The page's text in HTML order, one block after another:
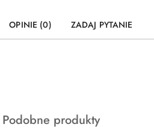
OPINIE (0) ZADAJ PYTANIE
Produkty
Podobne produkty